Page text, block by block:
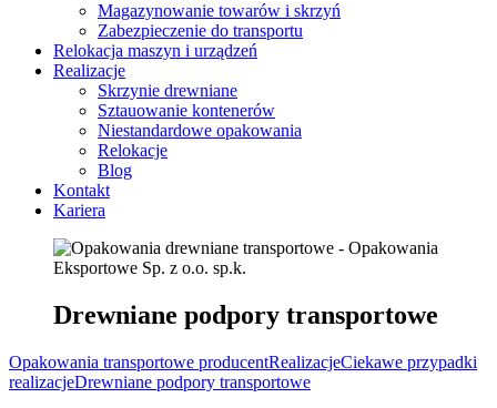
Magazynowanie towarów i skrzyń
Zabezpieczenie do transportu
Relokacja maszyn i urządzeń
Realizacje
Skrzynie drewniane
Sztauowanie kontenerów
Niestandardowe opakowania
Relokacje
Blog
Kontakt
Kariera
Drewniane podpory transportowe
Opakowania transportowe producentRealizacjeCiekawe przypadki
realizacjeDrewniane podpory transportowe